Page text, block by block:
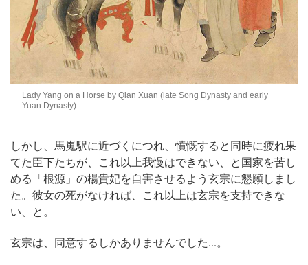
Lady Yang on a Horse by Qian Xuan (late Song Dynasty and early
Yuan Dynasty)
しかし、馬嵬駅に近づくにつれ、憤慨すると同時に疲れ果
てた臣下たちが、これ以上我慢はできない、と国家を苦し
める「根源」の楊貴妃を自害させるよう玄宗に懇願しまし
た。彼女の死がなければ、これ以上は玄宗を支持できな
い、と。
玄宗は、同意するしかありませんでした...。